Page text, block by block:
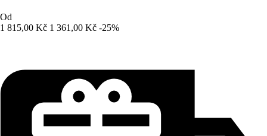
Od
1 815,00 Kč 1 361,00 Kč -25%